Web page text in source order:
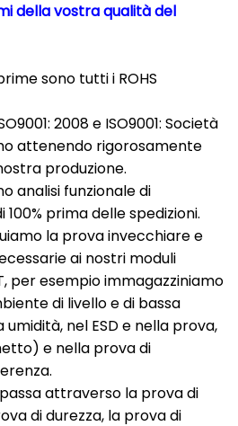
della vostra qualità del
sono tutti i ROHS
2008 e ISO9001: Società
attenendo rigorosamente
produzione.
analisi funzionale di
prima delle spedizioni.
la prova invecchiare e
ai nostri moduli
per esempio immagazziniamo
di livello e di bassa
nel ESD e nella prova,
e nella prova di
attraverso la prova di
di durezza, la prova di